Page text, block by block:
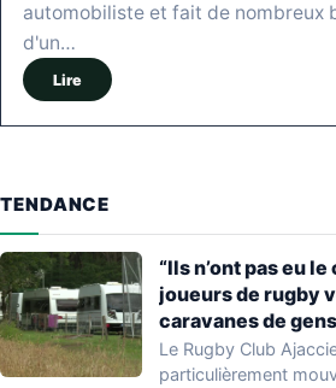
automobiliste et fait de nombreux
d'un…
Lire
TENDANCE
“Ils n’ont pas eu
joueurs de rugby
caravanes de
s’installer dans
délogent en moins
Le Rugby Club
particulièrement